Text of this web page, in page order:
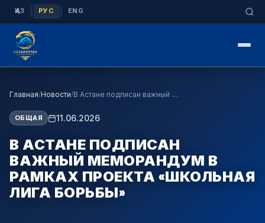
ҚАЗ РУС ENG
Главная/Новости/ В Астане подписан важный меморандум в рамках прое…
ОБЩАЯ 11.06.2026
В АСТАНЕ ПОДПИСАН
ВАЖНЫЙ МЕМОРАНДУМ В
РАМКАХ ПРОЕКТА «ШКОЛЬНАЯ
ЛИГА БОРЬБЫ»